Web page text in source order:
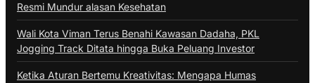
Resmi Mundur alasan Kesehatan
Wali Kota Viman Terus Benahi Kawasan Dadaha, PKL
Jogging Track Ditata hingga Buka Peluang Investor
Ketika Aturan Bertemu Kreativitas: Mengapa Humas